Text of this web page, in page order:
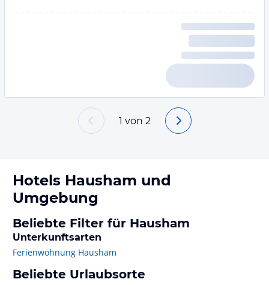
1 von 2
Hotels Hausham und
Umgebung
Beliebte Filter für Hausham
Unterkunftsarten
Ferienwohnung Hausham
Beliebte Urlaubsorte